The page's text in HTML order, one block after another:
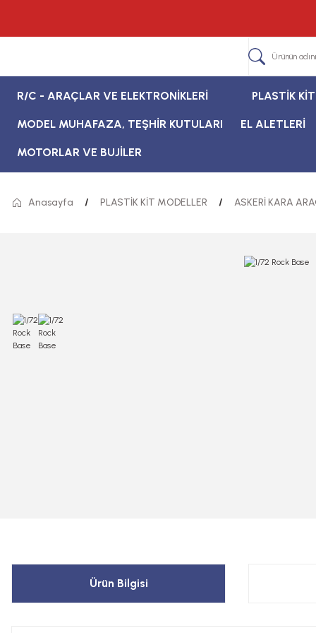
R/C - ARAÇLAR VE ELEKTRONİKLERİ PLASTİK
MODEL MUHAFAZA, TEŞHİR KUTULARI EL ALETLERİ
MOTORLAR VE BUJİLER
Anasayfa PLASTİK KİT MODELLER ASKERİ KARA
Ürün Bilgisi